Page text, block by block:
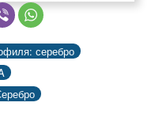
серебро